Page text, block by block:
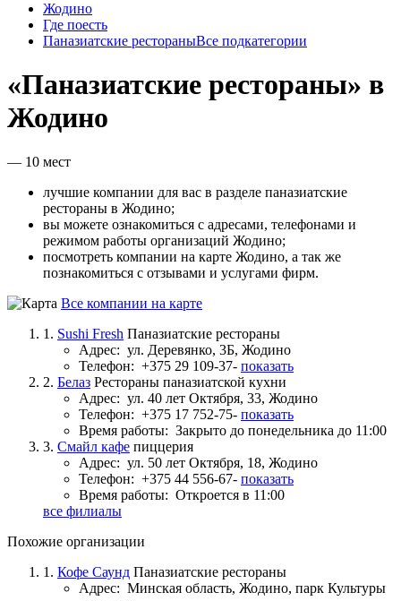
Жодино
Где поесть
Паназиатские рестораныВсе подкатегории
«Паназиатские рестораны» в
Жодино
— 10 мест
лучшие компании для вас в разделе паназиатские
рестораны в Жодино;
вы можете ознакомиться с адресами, телефонами и
режимом работы организаций Жодино;
посмотреть компании на карте Жодино, а так же
познакомиться с отзывами и услугами фирм.
Все компании на карте
1. Sushi Fresh Паназиатские рестораны
Адрес: ул. Деревянко, 3Б, Жодино
Телефон: +375 29 109-37- показать
2. Белаз Рестораны паназиатской кухни
Адрес: ул. 40 лет Октября, 33, Жодино
Телефон: +375 17 752-75- показать
Время работы: Закрыто до понедельника до 11:00
3. Смайл кафе пиццерия
Адрес: ул. 50 лет Октября, 18, Жодино
Телефон: +375 44 556-67- показать
Время работы: Откроется в 11:00
все филиалы
Похожие организации
1. Кофе Саунд Паназиатские рестораны
Адрес: Минская область, Жодино, парк Культуры